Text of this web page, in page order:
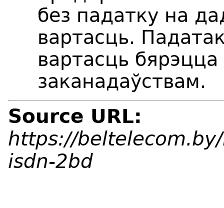
без падатку на
вартасць.
вартасць бярэцца
заканадаўствам.
Source URL:
https://
isdn-2bd